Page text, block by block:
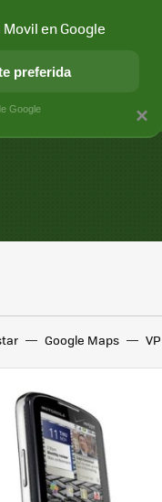
APLICACIONES
Google Maps
×
en Google
preferida
Google